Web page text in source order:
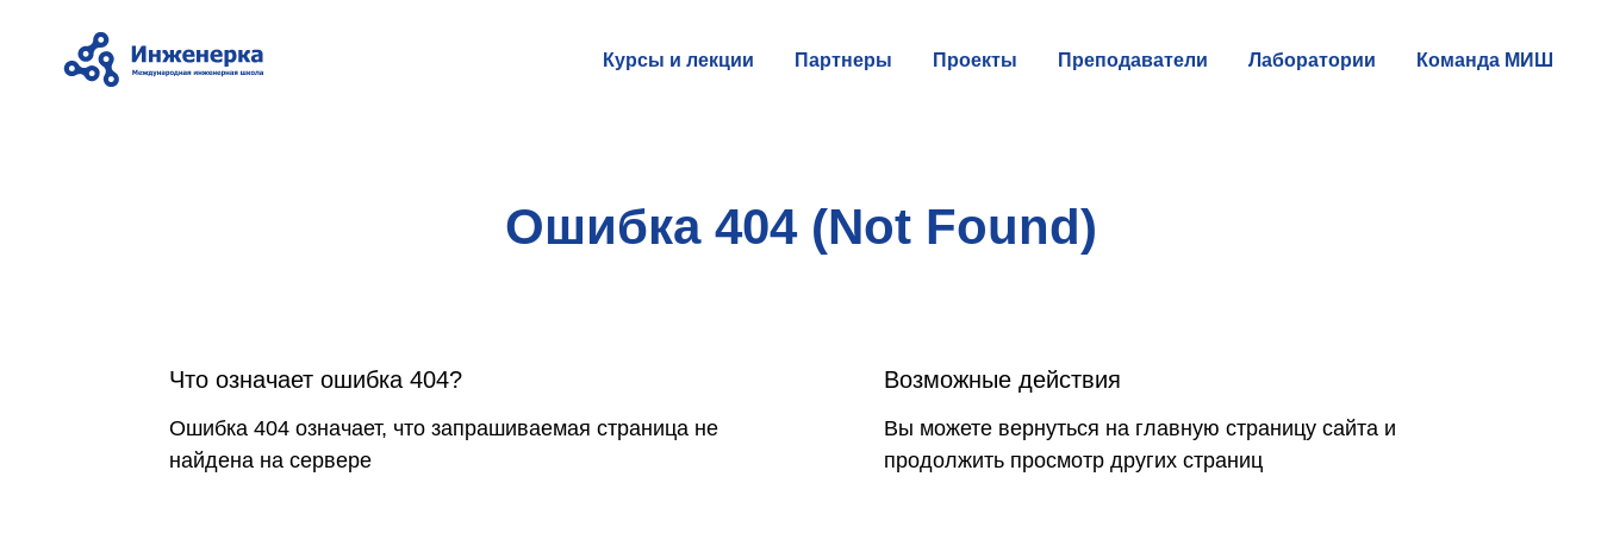
Курсы и лекции Партнеры Проекты Преподаватели Лаборатории Команда МИШ
Ошибка 404 (Not Found)
Что означает ошибка 404?
Ошибка 404 означает, что запрашиваемая страница не
найдена на сервере
Возможные действия
Вы можете вернуться на главную страницу cайта и
продолжить просмотр других страниц